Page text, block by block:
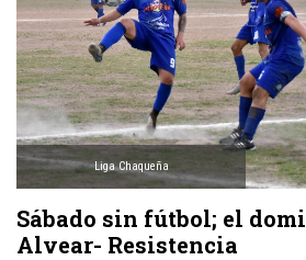
Liga Chaqueña
Sábado sin fútbol; el
Alvear- Resistencia